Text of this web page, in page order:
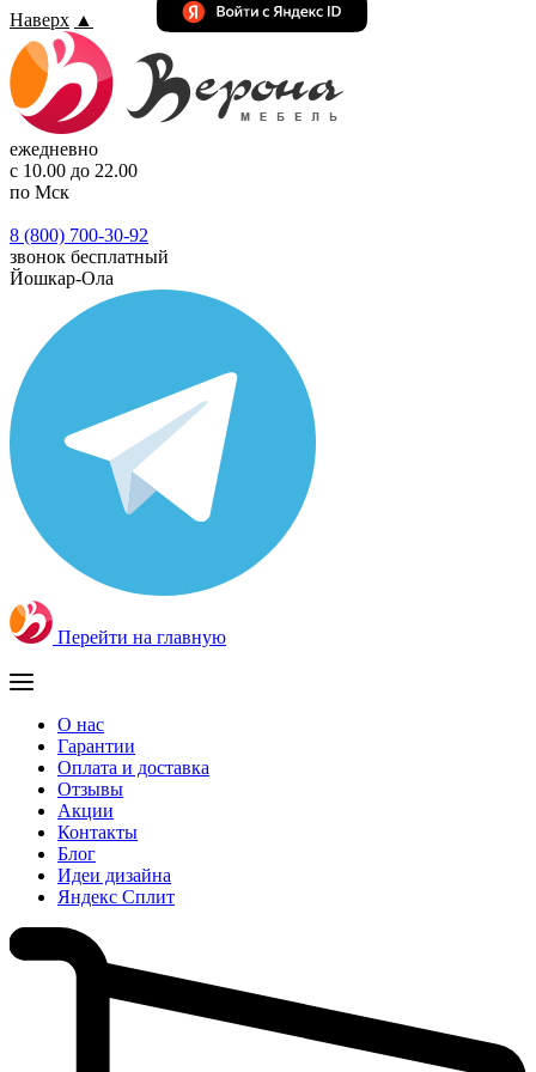
Наверх ▲
ежедневно
с 10.00 до 22.00
по Мск
8 (800) 700-30-92
звонок бесплатный
Йошкар-Ола
Перейти на главную
О нас
Гарантии
Оплата и доставка
Отзывы
Акции
Контакты
Блог
Идеи дизайна
Яндекс Сплит